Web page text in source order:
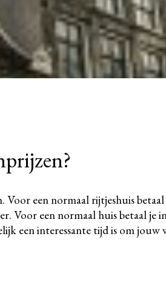
een normaal rijtjeshuis
Voor een normaal huis betaal
een interessante tijd is om